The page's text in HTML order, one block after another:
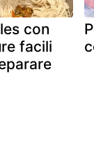
con
facili